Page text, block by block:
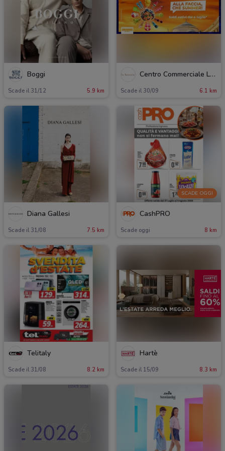
Boggi
Scade il 31/12 5.9 km
Centro Commerciale La Birreria
Scade il 30/09 6.1 km
Diana Gallesi
Scade il 31/08 7.5 km
SCADE OGGI
CashPRO
Scade oggi 8 km
Telitaly
Scade il 31/08 8.2 km
Hartè
Scade il 15/09 8.3 km